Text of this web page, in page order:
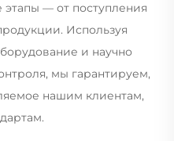
этапы — от поступления
Используя
и научно
мы гарантируем,
нашим клиентам,